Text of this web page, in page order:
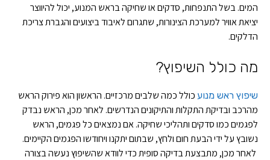
המים. בשל התנפחות, סדקים או שחיקה בראש המנוע, יכול להיווצר
יציאת אוויר למערכת הצינורות, שתגרום לאיבוד ביצועים והגברת צריכת
הדלקים.
מה כולל השיפוץ?
שיפוץ ראש מנוע כולל כמה שלבים מרכזיים. הראשון הוא פירוק הראש
מהרכב ובדיקת התקלות והתיקונים הנדרשים. לאחר מכן, הראש נבדק
לפגמים כמו סדקים ותהליכי שחיקה. אם נמצאים כל פגמים, הראש
נשובץ על ידי הבעת חום ולחץ, שבתום יתקנו ויחודשו הפגמים הקיימים.
לאחר מכן, מתבצעת בדיקה סופית כדי לוודא שהשיפוץ נעשה בצורה